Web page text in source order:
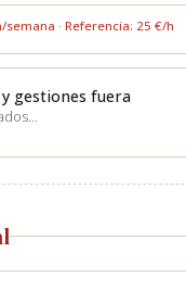
· Referencia: 25 €/h
gestiones fuera